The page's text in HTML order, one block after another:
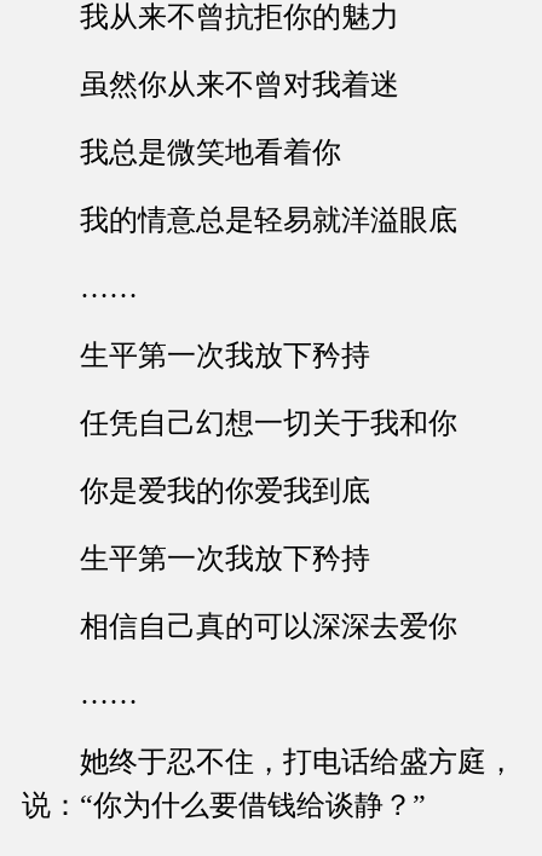
我从来不曾抗拒你的魅力
虽然你从来不曾对我着迷
我总是微笑地看着你
我的情意总是轻易就洋溢眼底
……
生平第一次我放下矜持
任凭自己幻想一切关于我和你
你是爱我的你爱我到底
生平第一次我放下矜持
相信自己真的可以深深去爱你
……
她终于忍不住，打电话给盛方庭，
说：“你为什么要借钱给谈静？”